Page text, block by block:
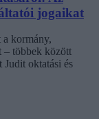
jogaikat
a kormány,
– többek között
Judit oktatási és